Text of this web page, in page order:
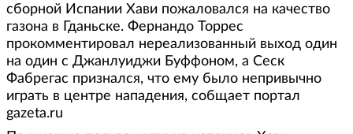
сборной Испании Хави пожаловался на качество
газона в Гданьске. Фернандо Торрес
прокомментировал нереализованный выход один
на один с Джанлуиджи Буффоном, а Сеск
Фабрегас признался, что ему было непривычно
играть в центре нападения, собщает портал
gazeta.ru